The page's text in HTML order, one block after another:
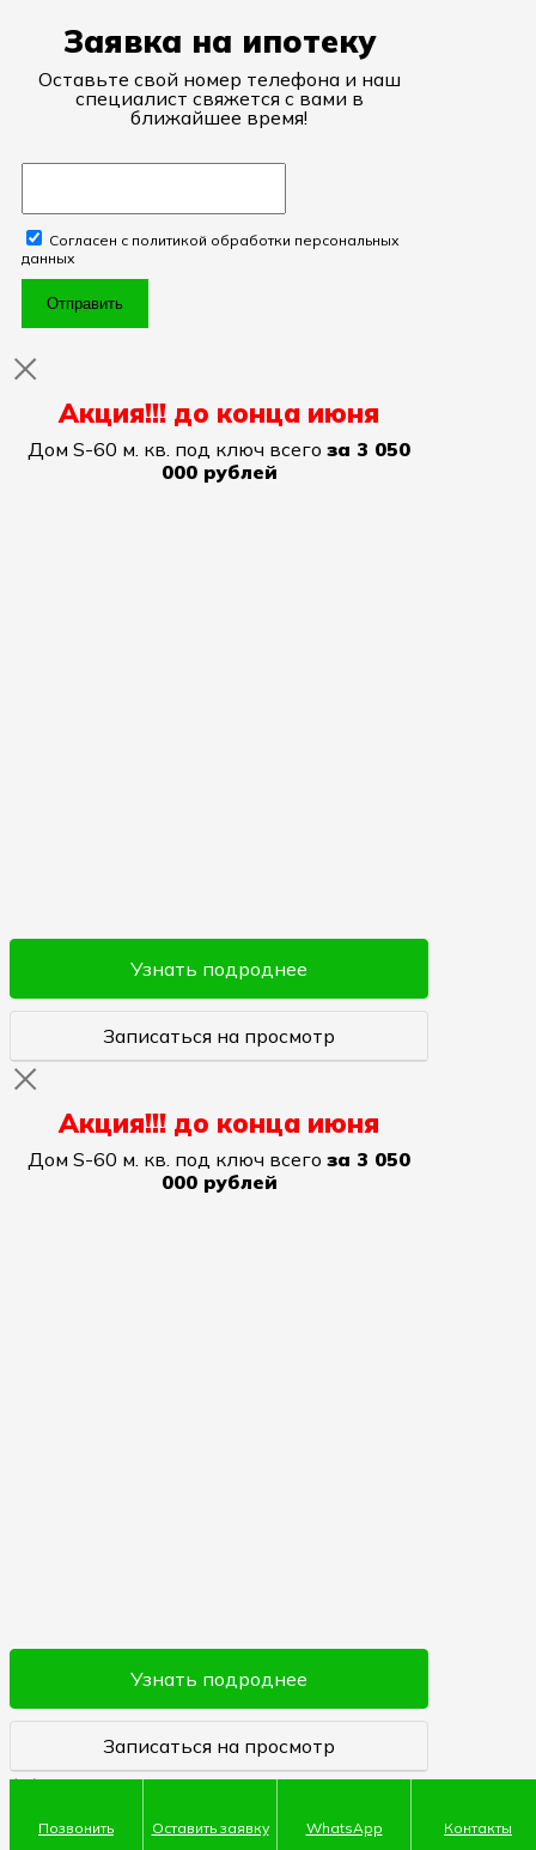
Позвонить Оставить заявку WhatsApp Контакты
Заявка на ипотеку
Оставьте свой номер телефона и наш
специалист свяжется с вами в
ближайшее время!
Согласен с политикой обработки персональных
данных
Отправить
Акция!!! до конца июня
Дом S-60 м. кв. под ключ всего за 3 050
000 рублей
Узнать подроднее
Записаться на просмотр
Акция!!! до конца июня
Дом S-60 м. кв. под ключ всего за 3 050
000 рублей
Узнать подроднее
Записаться на просмотр